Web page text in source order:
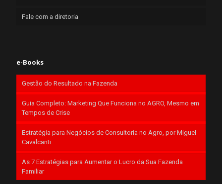
Fale com a diretoria
e-Books
Gestão do Resultado na Fazenda
Guia Completo: Marketing Que Funciona no AGRO, Mesmo em
Tempos de Crise
Estratégia para Negócios de Consultoria no Agro, por Miguel
Cavalcanti
As 7 Estratégias para Aumentar o Lucro da Sua Fazenda
Familiar